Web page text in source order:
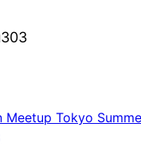
Meetup Tokyo